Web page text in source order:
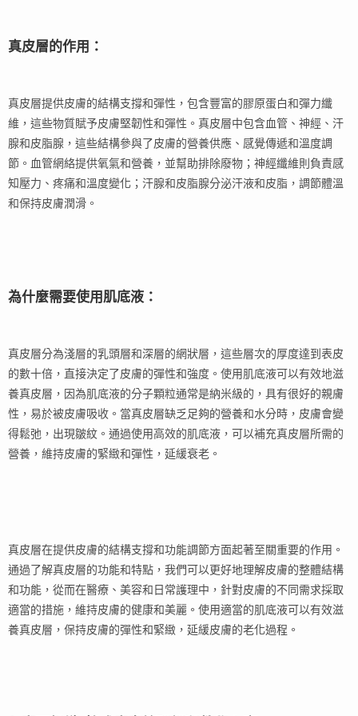
真皮層的作用：
真皮層提供皮膚的結構支撐和彈性，包含豐富的膠原蛋白和彈力纖
維，這些物質賦予皮膚堅韌性和彈性。真皮層中包含血管、神經、汗
腺和皮脂腺，這些結構參與了皮膚的營養供應、感覺傳遞和溫度調
節。血管網絡提供氧氣和營養，並幫助排除廢物；神經纖維則負責感
知壓力、疼痛和溫度變化；汗腺和皮脂腺分泌汗液和皮脂，調節體溫
和保持皮膚潤滑。
為什麼需要使用肌底液：
真皮層分為淺層的乳頭層和深層的網狀層，這些層次的厚度達到表皮
的數十倍，直接決定了皮膚的彈性和強度。使用肌底液可以有效地滋
養真皮層，因為肌底液的分子顆粒通常是納米級的，具有很好的親膚
性，易於被皮膚吸收。當真皮層缺乏足夠的營養和水分時，皮膚會變
得鬆弛，出現皺紋。通過使用高效的肌底液，可以補充真皮層所需的
營養，維持皮膚的緊緻和彈性，延緩衰老。
真皮層在提供皮膚的結構支撐和功能調節方面起著至關重要的作用。
通過了解真皮層的功能和特點，我們可以更好地理解皮膚的整體結構
和功能，從而在醫療、美容和日常護理中，針對皮膚的不同需求採取
適當的措施，維持皮膚的健康和美麗。使用適當的肌底液可以有效滋
養真皮層，保持皮膚的彈性和緊緻，延緩皮膚的老化過程。